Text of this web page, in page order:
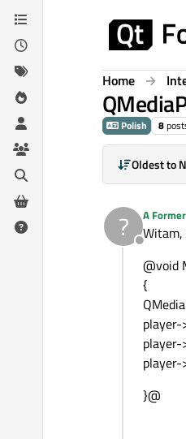
Skip to content
Home
Polish 8
Oldest to
?
Offline
A
Witam,
@void
{
player-
player-
player-
}@